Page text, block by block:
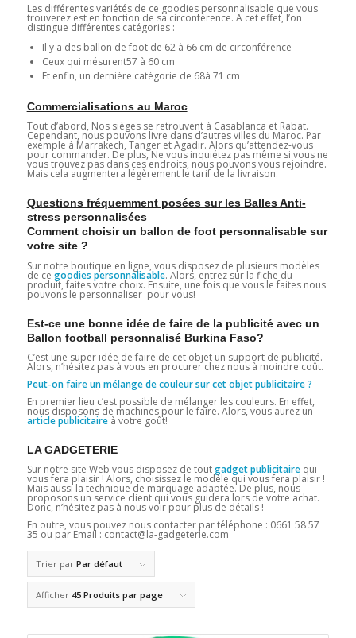
Les différentes variétés de ce goodies personnalisable que vous
trouverez est en fonction de sa circonférence. A cet effet, l’on
distingue différentes catégories :
Il y a des ballon de foot de 62 à 66 cm de circonférence
Ceux qui mésurent57 à 60 cm
Et enfin, un dernière catégorie de 68à 71 cm
Commercialisations au Maroc
Tout d’abord, Nos sièges se retrouvent à Casablanca et Rabat.
Cependant, nous pouvons livre dans d’autres villes du Maroc. Par
exemple à Marrakech, Tanger et Agadir. Alors qu’attendez-vous
pour commander. De plus, Ne vous inquiétez pas même si vous ne
vous trouvez pas dans ces endroits, nous pouvons vous rejoindre.
Mais cela augmentera légèrement le tarif de la livraison.
Questions fréquemment posées sur les Balles Anti-
stress personnalisées
Comment choisir un ballon de foot personnalisable sur
votre site ?
Sur notre boutique en ligne, vous disposez de plusieurs modèles
de ce goodies personnalisable. Alors, entrez sur la fiche du
produit, faites votre choix. Ensuite, une fois que vous le faites nous
pouvons le personnaliser pour vous!
Est-ce une bonne idée de faire de la publicité avec un
Ballon football personnalisé Burkina Faso?
C’est une super idée de faire de cet objet un support de publicité.
Alors, n’hésitez pas à vous en procurer chez nous à moindre coût.
Peut-on faire un mélange de couleur sur cet objet publicitaire ?
En premier lieu c’est possible de mélanger les couleurs. En effet,
nous disposons de machines pour le faire. Alors, vous aurez un
article publicitaireà votre goût!
LA GADGETERIE
Sur notre site Web vous disposez de toutgadget publicitairequi
vous fera plaisir ! Alors, choisissez le modèle qui vous fera plaisir !
Mais aussi la technique de marquage adaptée. De plus, nous
proposons un service client qui vous guidera lors de votre achat.
Donc, n’hésitez pas à nous voir pour plus de détails !
En outre, vous pouvez nous contacter par téléphone : 0661 58 57
35 ou par Email : contact@la-gadgeterie.com
Trier par Par défaut
Afficher 45 Produits par page